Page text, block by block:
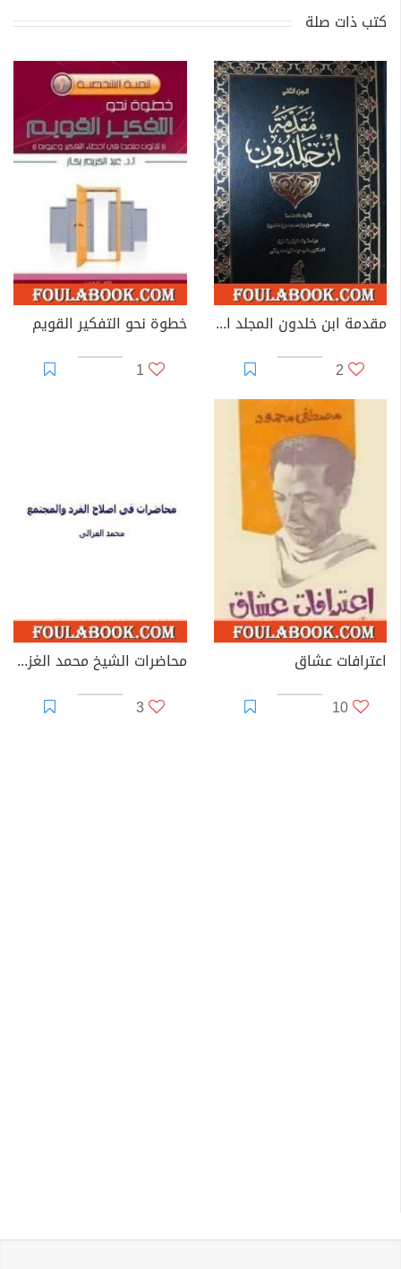
كتب ذات صلة
مقدمة ابن خلدون المجلد الثاني
2
خطوة نحو التفكير القويم
1
اعترافات عشاق
10
محاضرات الشيخ محمد الغزالي في اصلاح الفرد و المجتمع
3